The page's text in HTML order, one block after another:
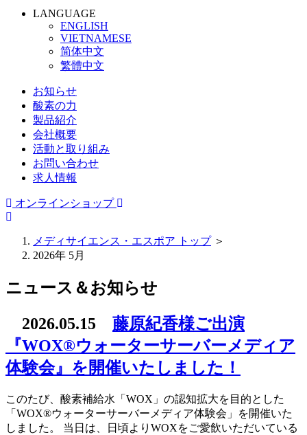
LANGUAGE
ENGLISH
VIETNAMESE
简体中文
繁體中文
お知らせ
酸素の力
製品紹介
会社概要
活動と取り組み
お問い合わせ
求人情報
オンラインショップ
メディサイエンス・エスポア トップ＞
2026年 5月
ニュース＆お知らせ
2026.05.15 藤原紀香様ご出演
『WOX®ウォーターサーバーメディア
体験会』を開催いたしました！
このたび、酸素補給水「WOX」の認知拡大を目的とした
「WOX®ウォーターサーバーメディア体験会」を開催いた
しました。 当日は、日頃よりWOXをご愛飲いただいている